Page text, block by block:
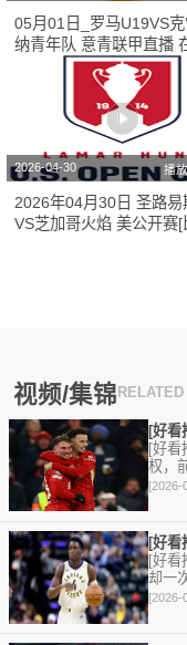
05月01日_罗马U19VS
纳青年队 意青联甲直播
2026-04-30 播
2026年04月30日 圣路易
VS芝加哥火焰 美公开赛[
视频/集锦
[好看
权，
收藏
讯。
[2026-
[好看
却一
火箭,
球，
[2026-